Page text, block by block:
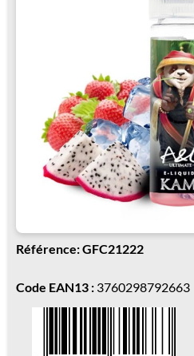
Référence: GFC21222
Code EAN13 : 3760298792663